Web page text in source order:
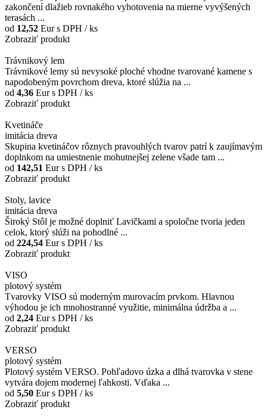
zakončení dlažieb rovnakého vyhotovenia na mierne vyvýšených
terasách ...
od 12,52 Eurs DPH / ks
Zobraziť produkt
Trávnikový lem
Trávnikové lemy sú nevysoké ploché vhodne tvarované kamene s
napodobeným povrchom dreva, ktoré slúžia na ...
od 4,36 Eurs DPH / ks
Zobraziť produkt
Kvetináče
imitácia dreva
Skupina kvetináčov rôznych pravouhlých tvarov patrí k zaujímavým
doplnkom na umiestnenie mohutnejšej zelene všade tam ...
od 142,51 Eurs DPH / ks
Zobraziť produkt
Stoly, lavice
imitácia dreva
Široký Stôl je možné doplniť Lavičkami a spoločne tvoria jeden
celok, ktorý slúži na pohodlné ...
od 224,54 Eurs DPH / ks
Zobraziť produkt
VISO
plotový systém
Tvarovky VISO sú moderným murovacím prvkom. Hlavnou
výhodou je ich mnohostranné využitie, minimálna údržba a ...
od 2,24 Eurs DPH / ks
Zobraziť produkt
VERSO
plotový systém
Plotový systém VERSO. Pohľadovo úzka a dlhá tvarovka v stene
vytvára dojem modernej ľahkosti. Vďaka ...
od 5,50 Eurs DPH / ks
Zobraziť produkt